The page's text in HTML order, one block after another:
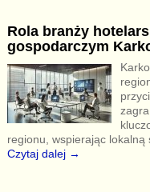
Rola branży
gospodarczym
regionu, wspierając lokalną
Czytaj dalej →